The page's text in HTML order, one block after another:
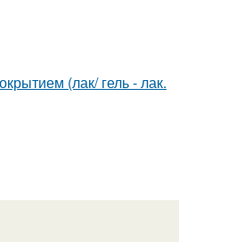
(лак/ гель - лак.